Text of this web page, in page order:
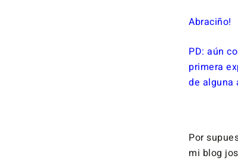
Abraciño!
PD: aún
primera
de alguna
Por
mi blog